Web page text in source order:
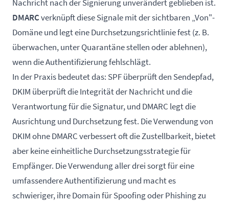
Nachricht nach der Signierung unverändert geblieben ist.
DMARCverknüpft diese Signale mit der sichtbaren „Von"-
Domäne und legt eine Durchsetzungsrichtlinie fest (z. B.
überwachen, unter Quarantäne stellen oder ablehnen),
wenn die Authentifizierung fehlschlägt.
In der Praxis bedeutet das: SPF überprüft den Sendepfad,
DKIM überprüft die Integrität der Nachricht und die
Verantwortung für die Signatur, und DMARC legt die
Ausrichtung und Durchsetzung fest. Die Verwendung von
DKIM ohne DMARC verbessert oft die Zustellbarkeit, bietet
aber keine einheitliche Durchsetzungsstrategie für
Empfänger. Die Verwendung aller drei sorgt für eine
umfassendere Authentifizierung und macht es
schwieriger, ihre Domain für Spoofing oder Phishing zu